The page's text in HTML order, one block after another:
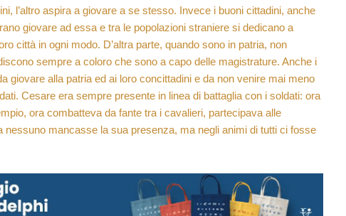
l’altro aspira a giovare a se stesso. Invece i buoni cittadini, anche
giovare ad essa e tra le popolazioni straniere si dedicano a
città in ogni modo. D’altra parte, quando sono in patria, non
sempre a coloro che sono a capo delle magistrature. Anche i
giovare alla patria ed ai loro concittadini e da non venire mai meno
Cesare era sempre presente in linea di battaglia con i soldati: ora
ora combatteva da fante tra i cavalieri, partecipava alle
nessuno mancasse la sua presenza, ma negli animi di tutti ci fosse